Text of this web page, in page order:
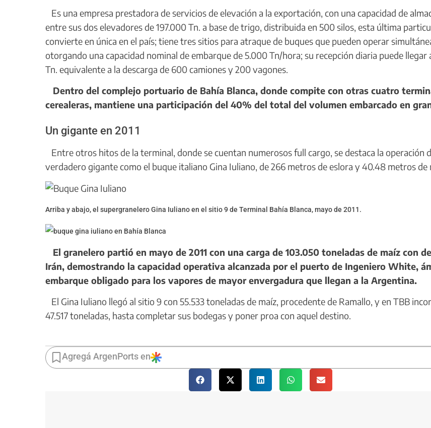
Es una empresa prestadora de servicios de elevación a la exportación, con una capacidad de
entre sus dos elevadores de 197.000 Tn. a base de trigo, distribuida en 500 silos, esta última
convierte en única en el país; tiene tres sitios para atraque de buques que pueden operar
otorgando una capacidad nominal de embarque de 5.000 Tn/hora; su recepción diaria puede llegar
Tn. equivalente a la descarga de 600 camiones y 200 vagones.
Dentro del complejo portuario de Bahía Blanca, donde compite con otras cuatro
cerealeras, mantiene una participación del 40% del total del volumen embarcado en
Un gigante en 2011
Entre otros hitos de la terminal, donde se cuentan numerosos full cargo, se destaca la operación
verdadero gigante como el buque italiano Gina Iuliano, de 266 metros de eslora y 40.48 metros de
Arriba y abajo, el supergranelero Gina Iuliano en el sitio 9 de Terminal Bahía Blanca, mayo de 2011.
El granelero partió en mayo de 2011 con una carga de 103.050 toneladas de maíz con
Irán, demostrando la capacidad operativa alcanzada por el puerto de Ingeniero White,
embarque obligado para los vapores de mayor envergadura que llegan a la Argentina.
El Gina Iuliano llegó al sitio 9 con 55.533 toneladas de maíz, procedente de Ramallo, y en TBB
47.517 toneladas, hasta completar sus bodegas y poner proa con aquel destino.
Agregá ArgenPorts en